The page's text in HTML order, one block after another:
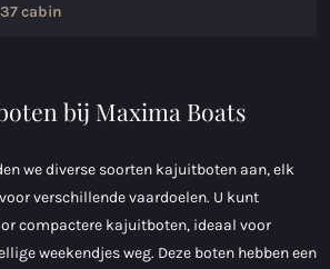
cabin
bij Maxima Boats
we diverse soorten kajuitboten aan, elk
verschillende vaardoelen. U kunt
compactere kajuitboten, ideaal voor
weekendjes weg. Deze boten hebben een